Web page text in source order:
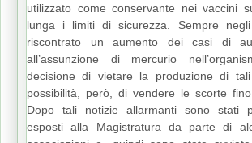
utilizzato come conservante nei vaccini
lunga i limiti di sicurezza. Sempre
riscontrato un aumento dei casi di
all’assunzione di mercurio
decisione di vietare la produzione di
possibilità, però, di vendere le scorte
Dopo tali notizie allarmanti sono stati
esposti alla Magistratura da parte di